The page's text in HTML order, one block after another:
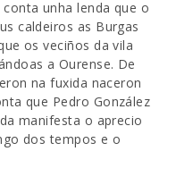
unha lenda que o
caldeiros as Burgas
os veciños da vila
a Ourense. De
na fuxida naceron
que Pedro González
manifesta o aprecio
dos tempos e o